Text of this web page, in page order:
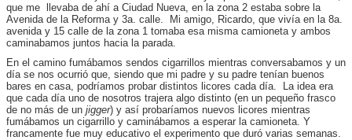
que me llevaba de ahí a Ciudad Nueva, en la zona 2 estaba sobre la
Avenida de la Reforma y 3a. calle. Mi amigo, Ricardo, que vivía en la 8a.
avenida y 15 calle de la zona 1 tomaba esa misma camioneta y ambos
caminabamos juntos hacia la parada.
En el camino fumábamos sendos cigarrillos mientras conversabamos y un
día se nos ocurrió que, siendo que mi padre y su padre tenían buenos
bares en casa, podríamos probar distintos licores cada día. La idea era
que cada día uno de nosotros trajera algo distinto (en un pequeño frasco
de no más de un jigger) y así probaríamos nuevos licores mientras
fumábamos un cigarrillo y caminábamos a esperar la camioneta. Y
francamente fue muy educativo el experimento que duró varias semanas.